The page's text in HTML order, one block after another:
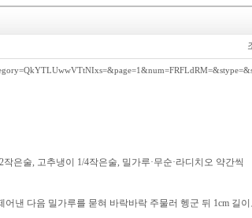
은술, 고추냉이 1/4작은술, 밀가루·무순·라디치오 약간씩
낸 다음 밀가루를 묻혀 바락바락 주물러 헹군 뒤 1cm 길